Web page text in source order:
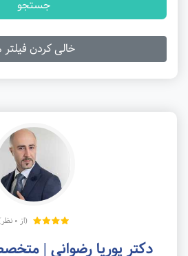
جستجو
خالی کردن فیلتر
(از 0 نظر)
دکتر پوریا رضوانی |